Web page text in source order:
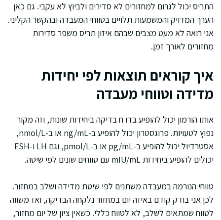
התריס יכול לגרום למחזורים לא סדירים ולביוץ לא עקבי. גם כאן
הערך המדויק והמשמעות תלויים בטווחי המעבדה ובהקשר הקליני.
אני רואה לא מעט מצבים שבהם איזון תריס משפר סדירות
מחזורים לאורך זמן.
איך קוראים תוצאות לפי יחידות
מדידה וטווחי מעבדה
אותו הורמון יכול להופיע בדו ח בדיקה ביחידות שונות, וזה מקור
נפוץ לטעויות. פרוגסטרון יכול להופיע ב-ng/mL או ב-nmol/L,
אסטרדיול יכול להופיע ב-pg/mL או ב-pmol/L, וגם LH ו-FSH
יכולים להופיע ביחידות mIU/mL עם טווחים שונים לפי שיטה.
טווחי הנורמה במעבדה משתנים לפי שיטת מדידה ושלב במחזור.
לכן אני בודק קודם באיזה יום במחזור נלקחה הבדיקה, ואז משווה
לטווח שמתאים לשלב, לא לטווח כללי. כשאין ציון של יום מחזור,